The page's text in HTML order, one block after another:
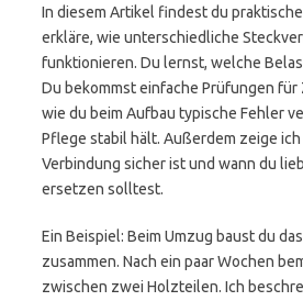
In diesem Artikel findest du
erkläre, wie unterschiedliche
funktionieren. Du lernst, welche
Du bekommst einfache Prüfungen für
wie du beim Aufbau typische Fehler
Pflege stabil hält. Außerdem zeige ich
Verbindung sicher ist und wann du
ersetzen solltest.
Ein Beispiel: Beim Umzug baust du
zusammen. Nach ein paar Wochen
zwischen zwei Holzteilen. Ich